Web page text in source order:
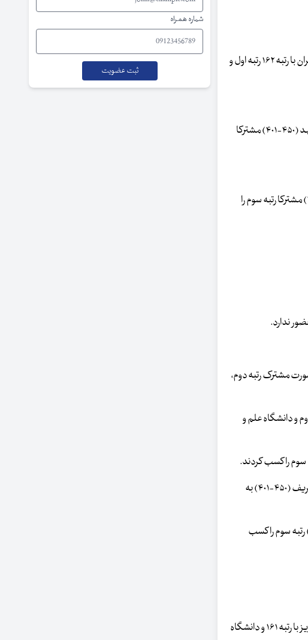
در حوزه مهندسی و فناوری در ۱۱ رشته رتبه بندی صورت پذیرفته است که دانشگاه­های ایران در هر ۱۱ رشته حضور داشته است که دانشگاه تهران با رتبه ۱۶۲ رتبه اول و
در حوزه علوم پزشکی و بهداشت، دانشگاه علوم پزشکی تهران ۲۳۱ رتبه اول، پزشکی شهید بهشتی (۴۰۰-۳۵۱) رتبه دوم، پزشکی ایران و پزشکی مشهد (۴۵۰-۴۰۱) مشترکا
در حوزه علوم کشاورزی دانشگاه تهران با رتبه ۸۳ در رتبه اول، تربیت مدرس ۲۲۰ در رتبه دوم و دانشگاه های صنعتی اصفهان و شیراز (۳۰۰-۲۵۱) مشترکا رتبه سوم را
دانشگاه صنعتی امیرکبیر ۲۴۶ رتبه اول، دانشگاه فردوسی مشهد و دانشگاه تهران (۴۵۰-۴۰۱) به صورت مشترک رتبه دوم،
صنعتی امیرکبیر و دانشگاه صنعتی شریف (۳۵۰-۳۰۱) مشترکا رتبه دوم و دانشگاه علم و
در رشته علوم شیمی دانشگاه تهران با رتبه ۱۷۳ رتبه اول و دانشگاه تربیت مدرس (۴۰۰-۳۵۰) رتبه دوم و دانشگاه صنعتی امیرکبیر و صنعتی شریف (۴۵۰-۴۰۱) به
و علوم محیطی دانشگاه دانشگاه تهران ۱۸۵ رتبه اول و دانشگاه تربیت مدرس (۴۵۰-۴۰۱) رتبه دوم و دانشگاه شیراز (۵۰۰-۴۵۱) رتبه سوم را کسب
در رشته مهندسی عمران دانشگاه تهران با رتبه ۵۸، دانشگاه علم و صنعت ایران با رتبه ۱۳۹، دانشگاه صنعتی امیرکبیر با رتبه ۱۴۹، دانشگاه تبریز با رتبه ۱۶۱ و دانشگاه
شماره همراه